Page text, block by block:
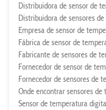
Distribuidora de sensor de
Distribuidora de sensores
Empresa de sensor de
Fábrica de sensor de
Fabricante de sensores de
Fornecedor de sensor de
Fornecedor de sensores de
Onde encontrar sensores
Sensor de temperatura